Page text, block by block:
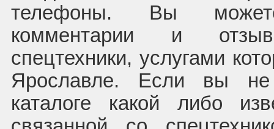
телефоны. Вы
комментарии и
спецтехники, услугами
Ярославле. Если вы
каталоге какой либо